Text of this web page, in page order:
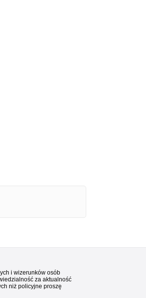
i wizerunków osób
za aktualność
niż policyjne proszę